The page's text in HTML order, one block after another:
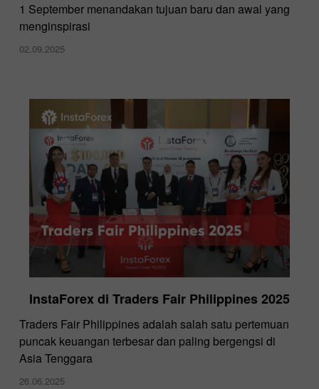
​1 September menandakan tujuan baru dan awal yang
menginspirasi
02.09.2025
InstaForex di Traders Fair Philippines 2025
Traders Fair Philippines adalah salah satu pertemuan
puncak keuangan terbesar dan paling bergengsi di
Asia Tenggara
26.06.2025